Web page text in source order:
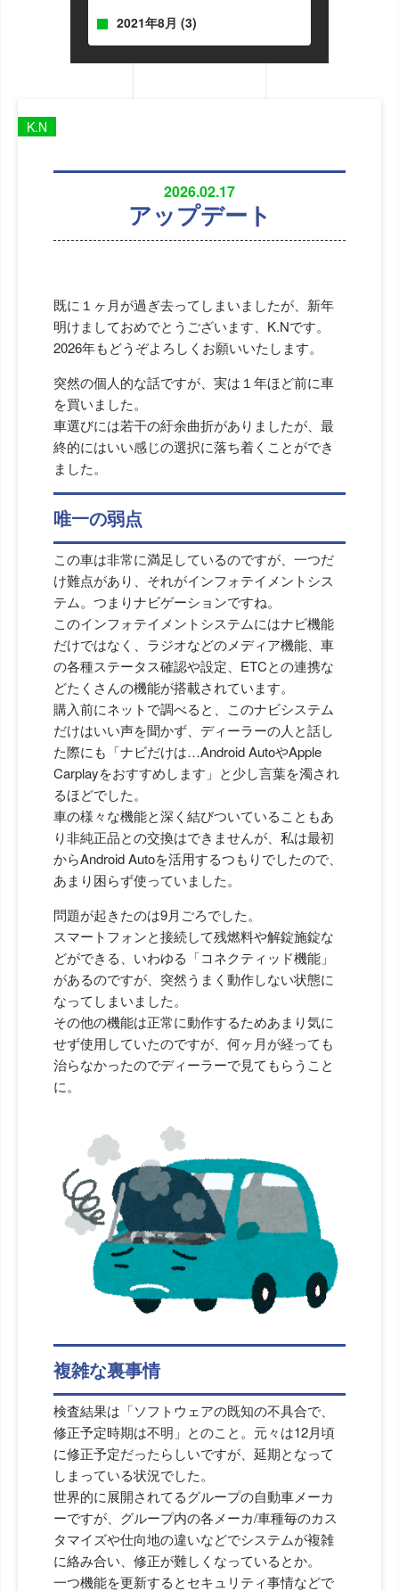
2021年8月 (3)
2026.02.17
アップデート
K.N
既に１ヶ月が過ぎ去ってしまいましたが、新年
明けましておめでとうございます、K.Nです。
2026年もどうぞよろしくお願いいたします。
突然の個人的な話ですが、実は１年ほど前に車
を買いました。
車選びには若干の紆余曲折がありましたが、最
終的にはいい感じの選択に落ち着くことができ
ました。
唯一の弱点
この車は非常に満足しているのですが、一つだ
け難点があり、それがインフォテイメントシス
テム。つまりナビゲーションですね。
このインフォテイメントシステムにはナビ機能
だけではなく、ラジオなどのメディア機能、車
の各種ステータス確認や設定、ETCとの連携な
どたくさんの機能が搭載されています。
購入前にネットで調べると、このナビシステム
だけはいい声を聞かず、ディーラーの人と話し
た際にも「ナビだけは…Android AutoやApple
Carplayをおすすめします」と少し言葉を濁され
るほどでした。
車の様々な機能と深く結びついていることもあ
り非純正品との交換はできませんが、私は最初
からAndroid Autoを活用するつもりでしたので、
あまり困らず使っていました。
問題が起きたのは9月ごろでした。
スマートフォンと接続して残燃料や解錠施錠な
どができる、いわゆる「コネクティッド機能」
があるのですが、突然うまく動作しない状態に
なってしまいました。
その他の機能は正常に動作するためあまり気に
せず使用していたのですが、何ヶ月が経っても
治らなかったのでディーラーで見てもらうこと
に。
複雑な裏事情
検査結果は「ソフトウェアの既知の不具合で、
修正予定時期は不明」とのこと。元々は12月頃
に修正予定だったらしいですが、延期となって
しまっている状況でした。
世界的に展開されてるグループの自動車メーカ
ーですが、グループ内の各メーカ/車種毎のカス
タマイズや仕向地の違いなどでシステムが複雑
に絡み合い、修正が難しくなっているとか。
一つ機能を更新するとセキュリティ事情などで